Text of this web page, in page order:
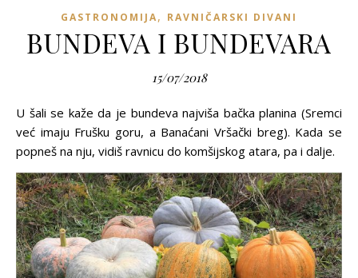
GASTRONOMIJA, RAVNIČARSKI DIVANI
BUNDEVA I BUNDEVARA
15/07/2018
U šali se kaže da je bundeva najviša bačka planina (Sremci
već imaju Frušku goru, a Banaćani Vršački breg). Kada se
popneš na nju, vidiš ravnicu do komšijskog atara, pa i dalje.